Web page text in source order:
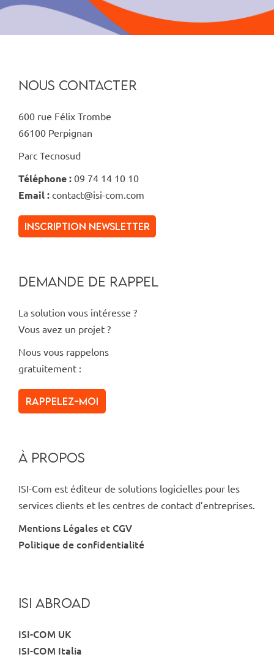
NOUS CONTACTER
600 rue Félix Trombe
66100 Perpignan
Parc Tecnosud
Téléphone : 09 74 14 10 10
Email : contact@isi-com.com
inscription newsletter
DEMANDE DE RAPPEL
La solution vous intéresse ?
Vous avez un projet ?
Nous vous rappelons
gratuitement :
Rappelez-moi
À PROPOS
ISI-Com est éditeur de solutions logicielles pour les
services clients et les centres de contact d’entreprises.
Mentions Légales et CGV
Politique de confidentialité
ISI ABROAD
ISI-COM UK
ISI-COM Italia